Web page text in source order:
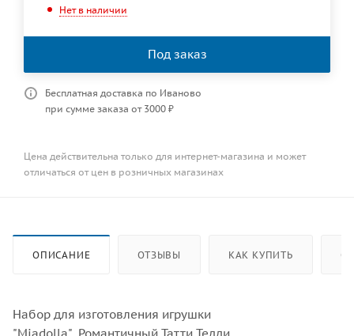
Нет в наличии
Под заказ
Бесплатная доставка по Иваново
при сумме заказа от 3000 ₽
Цена действительна только для интернет-магазина и может
отличаться от цен в розничных магазинах
ОПИСАНИЕ ОТЗЫВЫ КАК КУПИТЬ
Набор для изготовления игрушки
"Miadolla" Романтичный Татти Тедди